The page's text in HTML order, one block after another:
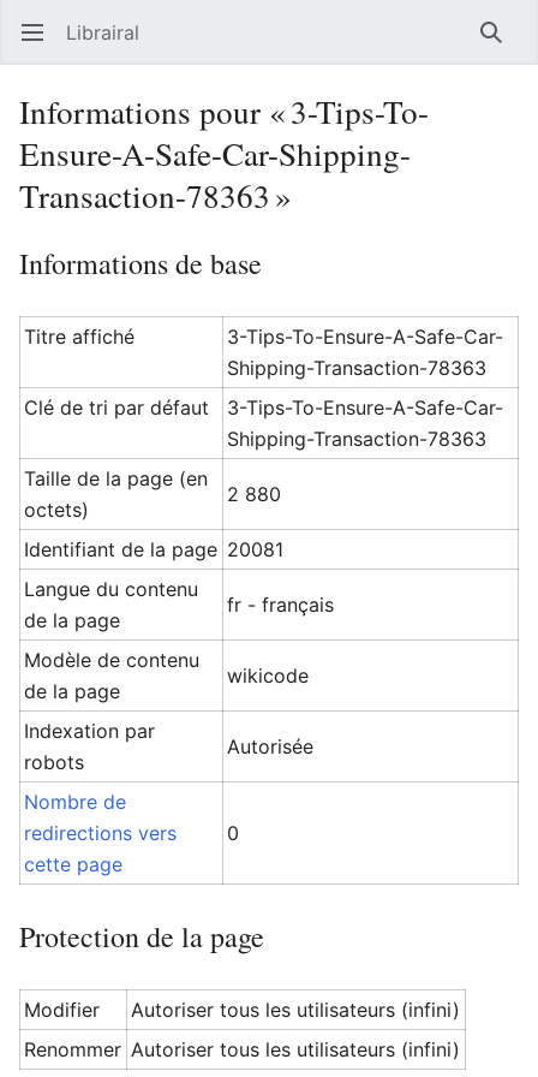
Ouvrir le menu principal Librairal
Informations pour « 3-Tips-To-
Ensure-A-Safe-Car-Shipping-
Transaction-78363 »
Informations de base
Titre affiché
3-Tips-To-Ensure-A-Safe-Car-
Shipping-Transaction-78363
Clé de tri par défaut
3-Tips-To-Ensure-A-Safe-Car-
Shipping-Transaction-78363
Taille de la page (en
octets)
2 880
Identifiant de la page 20081
Langue du contenu
de la page
fr - français
Modèle de contenu
de la page
wikicode
Indexation par
robots
Autorisée
Nombre de
redirections vers
cette page
0
Protection de la page
Modifier
Autoriser tous les utilisateurs (infini)
Renommer Autoriser tous les utilisateurs (infini)